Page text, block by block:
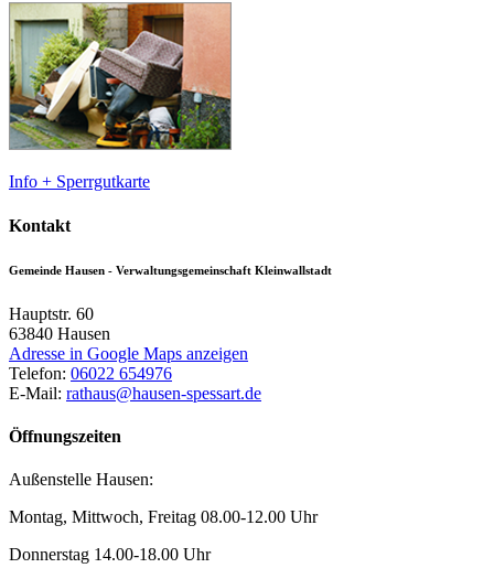
Info + Sperrgutkarte
Kontakt
Gemeinde Hausen - Verwaltungsgemeinschaft Kleinwallstadt
Hauptstr. 60
63840 Hausen
Adresse in Google Maps anzeigen
Telefon: 06022 654976
E-Mail: rathaus@hausen-spessart.de
Öffnungszeiten
Außenstelle Hausen:
Montag, Mittwoch, Freitag 08.00-12.00 Uhr
Donnerstag 14.00-18.00 Uhr